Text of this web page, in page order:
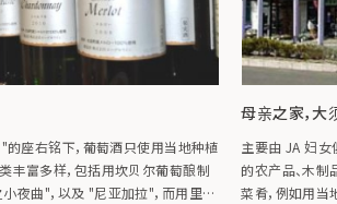
座右铭下，葡萄酒只使用当地种植
丰富多样，包括用坎贝尔葡萄酿制
夜曲"，以及 "尼亚加拉"，而用里昂
母亲之家，大
主要由 JA 妇女
的农产品、木
菜肴，例如用